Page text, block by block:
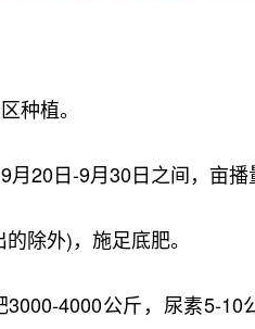
种植。
20日-9月30日之间，亩播
除外)，施足底肥。
4000公斤，尿素5-10